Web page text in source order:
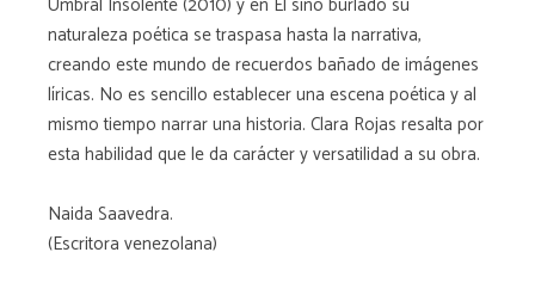
naturaleza poética se traspasa hasta la narrativa,
creando este mundo de recuerdos bañado de imágenes
líricas. No es sencillo establecer una escena poética y al
mismo tiempo narrar una historia. Clara Rojas resalta por
esta habilidad que le da carácter y versatilidad a su obra.
Naida Saavedra.
(Escritora venezolana)